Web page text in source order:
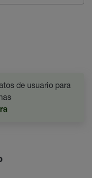
de usuario para